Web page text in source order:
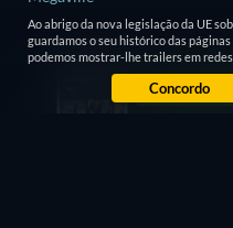
As Aventuras de Errol Flynn
Ao abrigo da nova legislação da UE
guardamos o seu histórico das
podemos mostrar-lhe trailers em
Concordo